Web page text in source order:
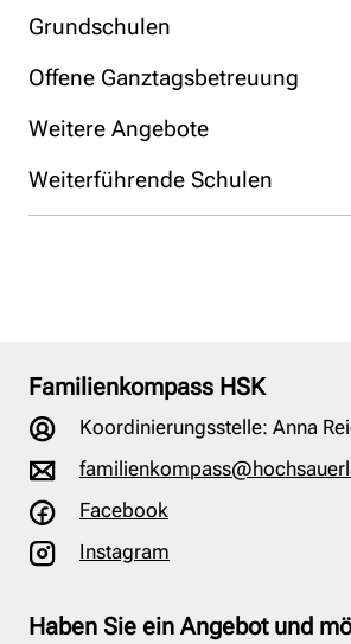
Grundschulen
Offene Ganztagsbetreuung
Weitere Angebote
Weiterführende Schulen
Familienkompass HSK
Koordinierungsstelle: Anna
Facebook
Instagram
Haben Sie ein Angebot und